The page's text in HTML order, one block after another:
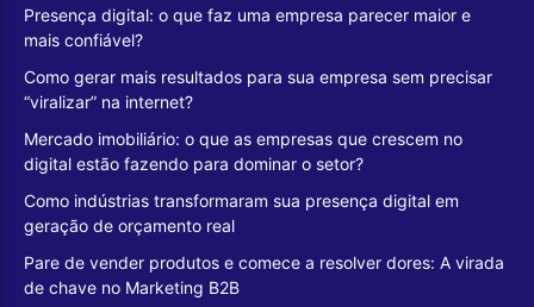
Presença digital: o que faz uma empresa parecer maior e
mais confiável?
Como gerar mais resultados para sua empresa sem precisar
“viralizar” na internet?
Mercado imobiliário: o que as empresas que crescem no
digital estão fazendo para dominar o setor?
Como indústrias transformaram sua presença digital em
geração de orçamento real
Pare de vender produtos e comece a resolver dores: A virada
de chave no Marketing B2B